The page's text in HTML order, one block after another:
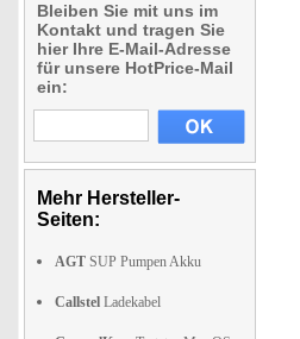
Bleiben Sie mit uns im
Kontakt und tragen Sie
hier Ihre E-Mail-Adresse
für unsere HotPrice-Mail
ein:
Mehr Hersteller-
Seiten:
AGT SUP Pumpen Akku
Callstel Ladekabel